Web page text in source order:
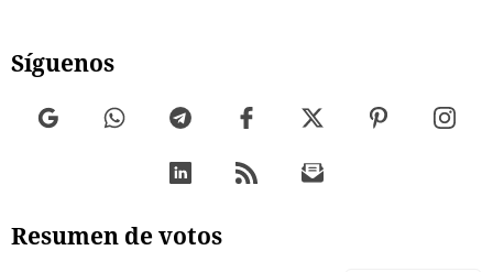
Síguenos
Resumen de votos